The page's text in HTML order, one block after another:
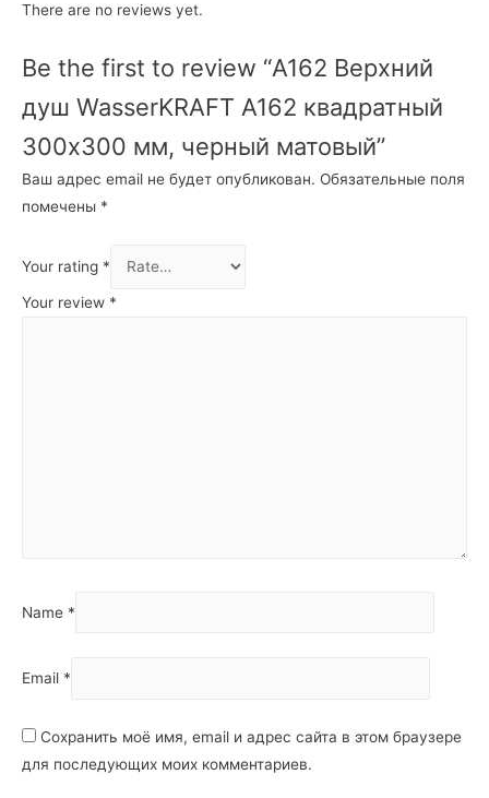
There are no reviews yet.
Be the first to review “А162 Верхний
душ WasserKRAFT A162 квадратный
300х300 мм, черный матовый”
Ваш адрес email не будет опубликован. Обязательные поля
помечены *
Your rating *
Your review *
Name *
Email *
Сохранить моё имя, email и адрес сайта в этом браузере
для последующих моих комментариев.